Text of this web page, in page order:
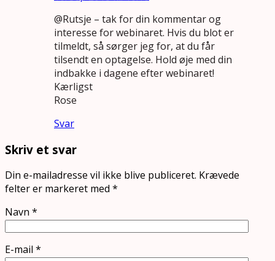
@Rutsje – tak for din kommentar og
interesse for webinaret. Hvis du blot er
tilmeldt, så sørger jeg for, at du får
tilsendt en optagelse. Hold øje med din
indbakke i dagene efter webinaret!
Kærligst
Rose
Svar
Skriv et svar
Din e-mailadresse vil ikke blive publiceret. Krævede
felter er markeret med *
Navn *
E-mail *